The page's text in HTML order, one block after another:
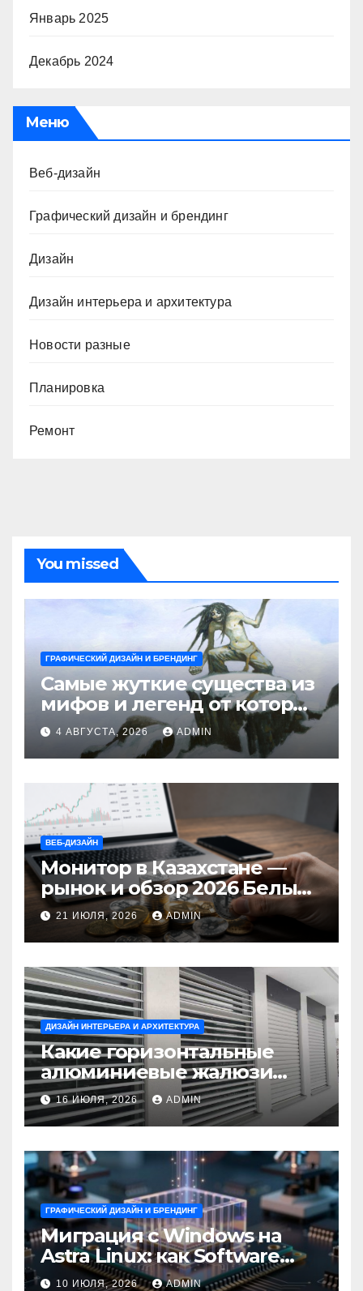
Январь 2025
Декабрь 2024
Меню
Веб-дизайн
Графический дизайн и брендинг
Дизайн
Дизайн интерьера и архитектура
Новости разные
Планировка
Ремонт
You missed
ГРАФИЧЕСКИЙ ДИЗАЙН И БРЕНДИНГ
Самые жуткие существа из
мифов и легенд от которых
стынет кровь
4 АВГУСТА, 2026 ADMIN
ВЕБ-ДИЗАЙН
Монитор в Казахстане —
рынок и обзор 2026 Белый
Ветер Shop.kz
21 ИЮЛЯ, 2026 ADMIN
ДИЗАЙН ИНТЕРЬЕРА И АРХИТЕКТУРА
Какие горизонтальные
алюминиевые жалюзи
выбрать для окон?
16 ИЮЛЯ, 2026 ADMIN
ГРАФИЧЕСКИЙ ДИЗАЙН И БРЕНДИНГ
Миграция с Windows на
Astra Linux: как Software
Group успешно перешла на
10 ИЮЛЯ, 2026 ADMIN